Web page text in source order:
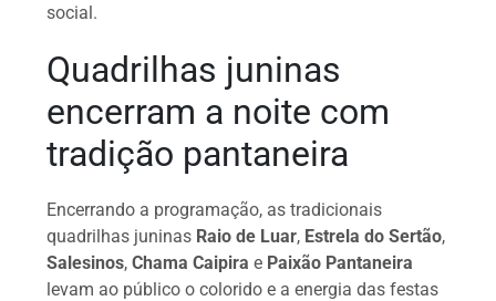
social.
Quadrilhas juninas
encerram a noite com
tradição pantaneira
Encerrando a programação, as tradicionais
quadrilhas juninas Raio de Luar, Estrela do Sertão,
Salesinos,Chama Caipira e Paixão Pantaneira
levam ao público o colorido e a energia das festas